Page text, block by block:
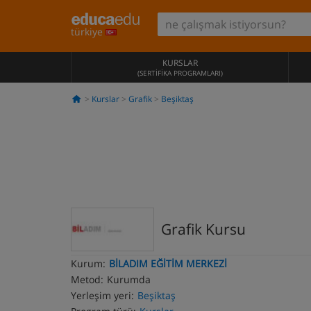
türkiye
KURSLAR
(SERTIFIKA PROGRAMLARI)
Kurslar Grafik Beşiktaş
Grafik Kursu
Kurum: BİLADIM EĞİTİM MERKEZİ
Metod: Kurumda
Yerleşim yeri: Beşiktaş